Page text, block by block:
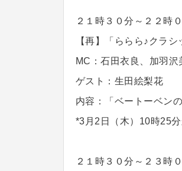
２１時３０分～２２時
【再】「ららら♪クラシ
MC：石田衣良、加羽沢
ゲスト：生田絵梨花
内容：「ベートーベン
*3月2日（木）10時25分
２１時３０分～２３時